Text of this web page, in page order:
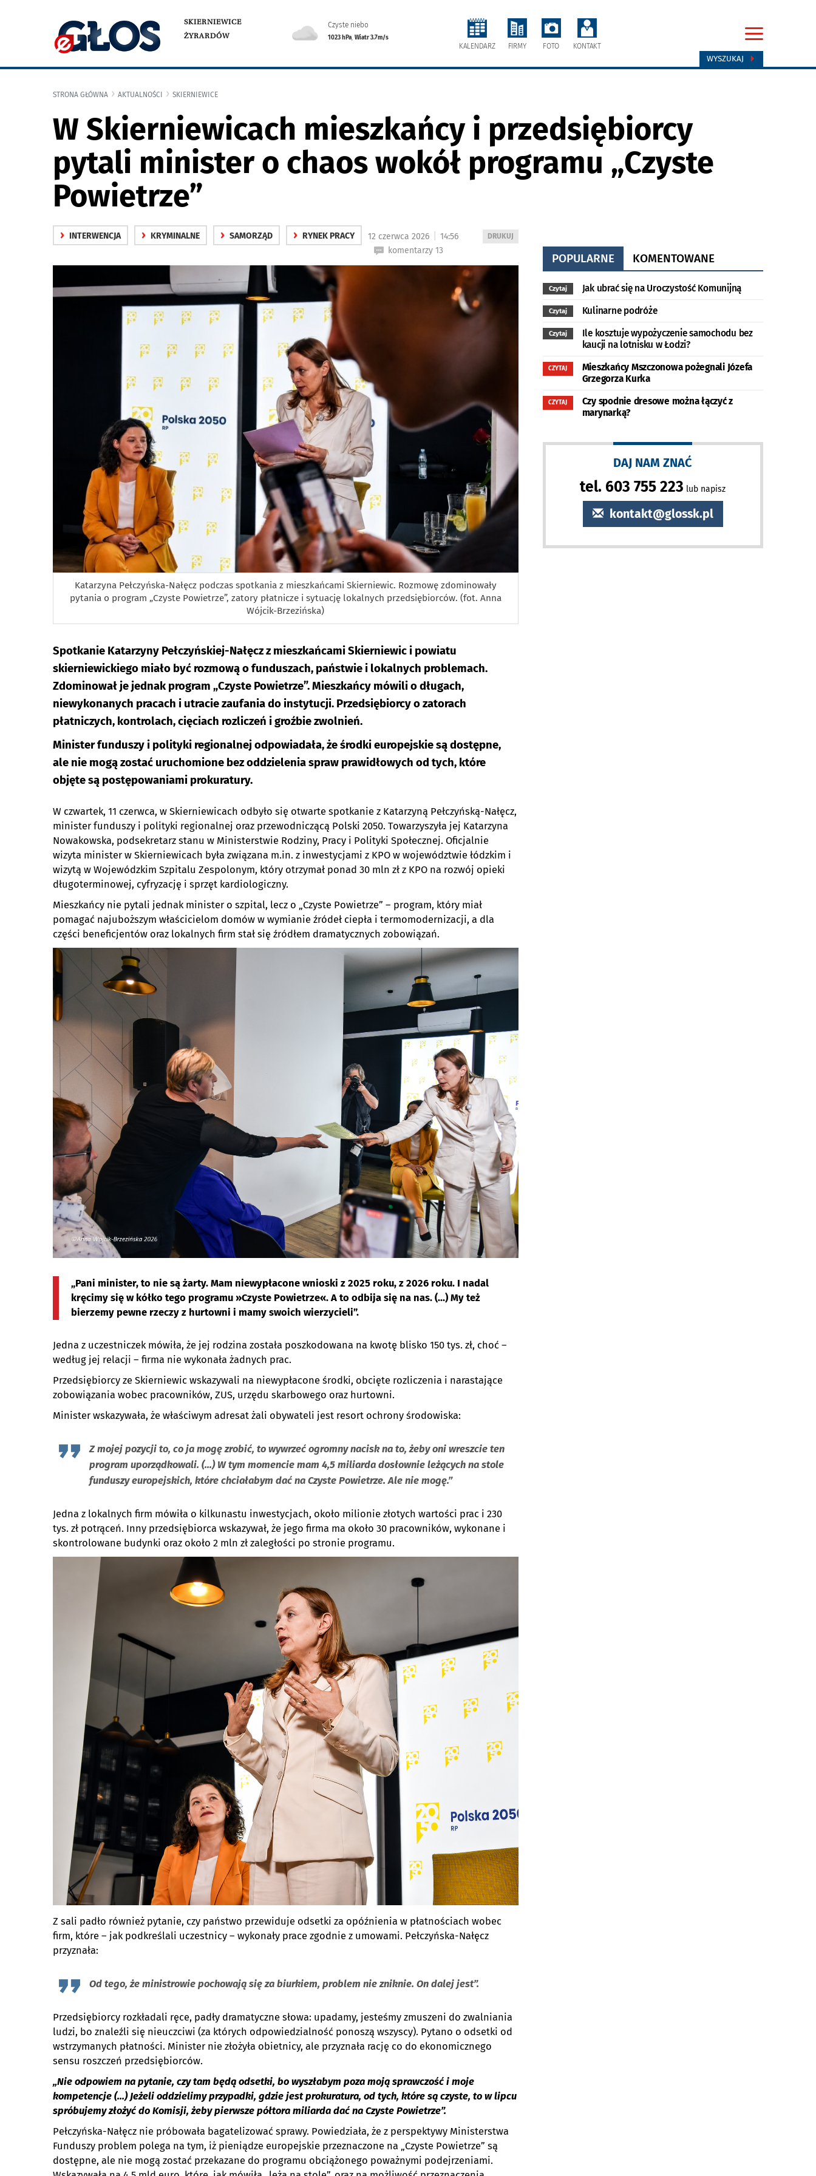
SKIERNIEWICE
ŻYRARDÓW
Czyste niebo
1023 hPa,Wiatr 3.7m/s
KALENDARZ FIRMY FOTO KONTAKT
WYSZUKAJ
STRONA GŁÓWNA AKTUALNOŚCI SKIERNIEWICE
W Skierniewicach mieszkańcy i przedsiębiorcy
pytali minister o chaos wokół programu „Czyste
Powietrze”
› INTERWENCJA › KRYMINALNE › SAMORZĄD › RYNEK PRACY
WYDRUKUJ
DRUKUJ
12 czerwca 2026
14:56
komentarzy 13
Katarzyna Pełczyńska-Nałęcz podczas spotkania z mieszkańcami Skierniewic. Rozmowę zdominowały
pytania o program „Czyste Powietrze”, zatory płatnicze i sytuację lokalnych przedsiębiorców. (fot. Anna
Wójcik-Brzezińska)
Spotkanie Katarzyny Pełczyńskiej-Nałęcz z mieszkańcami Skierniewic i powiatu
skierniewickiego miało być rozmową o funduszach, państwie i lokalnych problemach.
Zdominował je jednak program „Czyste Powietrze”. Mieszkańcy mówili o długach,
niewykonanych pracach i utracie zaufania do instytucji. Przedsiębiorcy o zatorach
płatniczych, kontrolach, cięciach rozliczeń i groźbie zwolnień.
Minister funduszy i polityki regionalnej odpowiadała, że środki europejskie są dostępne,
ale nie mogą zostać uruchomione bez oddzielenia spraw prawidłowych od tych, które
objęte są postępowaniami prokuratury.
W czwartek, 11 czerwca, w Skierniewicach odbyło się otwarte spotkanie z Katarzyną Pełczyńską-Nałęcz,
minister funduszy i polityki regionalnej oraz przewodniczącą Polski 2050. Towarzyszyła jej Katarzyna
Nowakowska, podsekretarz stanu w Ministerstwie Rodziny, Pracy i Polityki Społecznej. Oficjalnie
wizyta minister w Skierniewicach była związana m.in. z inwestycjami z KPO w województwie łódzkim i
wizytą w Wojewódzkim Szpitalu Zespolonym, który otrzymał ponad 30 mln zł z KPO na rozwój opieki
długoterminowej, cyfryzację i sprzęt kardiologiczny.
Mieszkańcy nie pytali jednak minister o szpital, lecz o „Czyste Powietrze” – program, który miał
pomagać najuboższym właścicielom domów w wymianie źródeł ciepła i termomodernizacji, a dla
części beneficjentów oraz lokalnych firm stał się źródłem dramatycznych zobowiązań.
„Pani minister, to nie są żarty. Mam niewypłacone wnioski z 2025 roku, z 2026 roku. I nadal
kręcimy się w kółko tego programu »Czyste Powietrze«. A to odbija się na nas. (…) My też
bierzemy pewne rzeczy z hurtowni i mamy swoich wierzycieli”.
Jedna z uczestniczek mówiła, że jej rodzina została poszkodowana na kwotę blisko 150 tys. zł, choć –
według jej relacji – firma nie wykonała żadnych prac.
Przedsiębiorcy ze Skierniewic wskazywali na niewypłacone środki, obcięte rozliczenia i narastające
zobowiązania wobec pracowników, ZUS, urzędu skarbowego oraz hurtowni.
Minister wskazywała, że właściwym adresat żali obywateli jest resort ochrony środowiska:
Z mojej pozycji to, co ja mogę zrobić, to wywrzeć ogromny nacisk na to, żeby oni wreszcie ten
program uporządkowali. (...) W tym momencie mam 4,5 miliarda dosłownie leżących na stole
funduszy europejskich, które chciałabym dać na Czyste Powietrze. Ale nie mogę.”
Jedna z lokalnych firm mówiła o kilkunastu inwestycjach, około milionie złotych wartości prac i 230
tys. zł potrąceń. Inny przedsiębiorca wskazywał, że jego firma ma około 30 pracowników, wykonane i
skontrolowane budynki oraz około 2 mln zł zaległości po stronie programu.
Z sali padło również pytanie, czy państwo przewiduje odsetki za opóźnienia w płatnościach wobec
firm, które – jak podkreślali uczestnicy – wykonały prace zgodnie z umowami. Pełczyńska-Nałęcz
przyznała:
Od tego, że ministrowie pochowają się za biurkiem, problem nie zniknie. On dalej jest”.
Przedsiębiorcy rozkładali ręce, padły dramatyczne słowa: upadamy, jesteśmy zmuszeni do zwalniania
ludzi, bo znaleźli się nieuczciwi (za których odpowiedzialność ponoszą wszyscy). Pytano o odsetki od
wstrzymanych płatności. Minister nie złożyła obietnicy, ale przyznała rację co do ekonomicznego
sensu roszczeń przedsiębiorców.
„Nie odpowiem na pytanie, czy tam będą odsetki, bo wyszłabym poza moją sprawczość i moje
kompetencje (…) Jeżeli oddzielimy przypadki, gdzie jest prokuratura, od tych, które są czyste, to w lipcu
spróbujemy złożyć do Komisji, żeby pierwsze półtora miliarda dać na Czyste Powietrze”.
Pełczyńska-Nałęcz nie próbowała bagatelizować sprawy. Powiedziała, że z perspektywy Ministerstwa
Funduszy problem polega na tym, iż pieniądze europejskie przeznaczone na „Czyste Powietrze” są
dostępne, ale nie mogą zostać przekazane do programu obciążonego poważnymi podejrzeniami.
POPULARNE KOMENTOWANE
Czytaj Jak ubrać się na Uroczystość Komunijną
Czytaj Kulinarne podróże
Czytaj
Ile kosztuje wypożyczenie samochodu bez
kaucji na lotnisku w Łodzi?
CZYTAJ
Mieszkańcy Mszczonowa pożegnali Józefa
Grzegorza Kurka
CZYTAJ
Czy spodnie dresowe można łączyć z
marynarką?
DAJ NAM ZNAĆ
tel. 603 755 223 lub napisz
kontakt@glossk.pl